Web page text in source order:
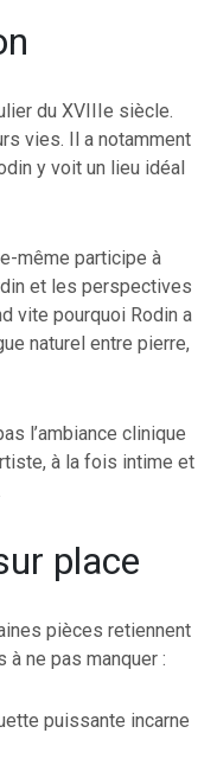
du XVIIIe siècle.
vies. Il a notamment
y voit un lieu idéal
même participe à
et les perspectives
vite pourquoi Rodin a
naturel entre pierre,
l’ambiance clinique
à la fois intime et
place
pièces retiennent
ne pas manquer :
puissante incarne